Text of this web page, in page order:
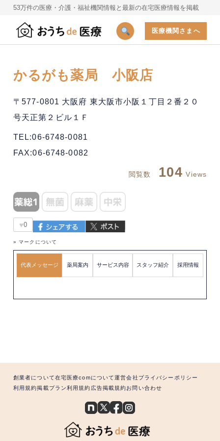
53万件の医療・介護・福祉機関情報と最新の在宅医療情報を掲載
医療機関さまへ
かるがも薬局 小阪店
〒577-0801 大阪府 東大阪市小阪１丁目２番２０
号天正第２ビル１Ｆ
TEL:06-6748-0081
FAX:06-6748-0082
閲覧数 104 Views
♥0
» マークについて
代表メッセージ 薬局案内 サービス内容 スタッフ紹介 採用情報
創業者について在宅医療comについて運営会社 プライバシーポリシー
利用規約掲載プラン利用規約 広告掲載規約お問い合わせ